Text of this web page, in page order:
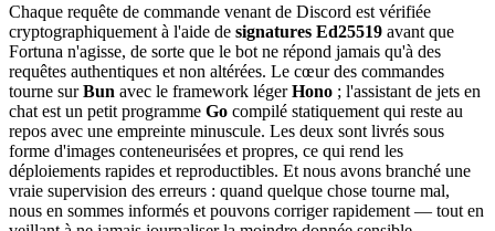
Chaque requête de commande venant de Discord est vérifiée
cryptographiquement à l'aide de signatures Ed25519 avant que
Fortuna n'agisse, de sorte que le bot ne répond jamais qu'à des
requêtes authentiques et non altérées. Le cœur des commandes
tourne surBun avec le framework légerHono ; l'assistant de jets en
chat est un petit programme Go compilé statiquement qui reste au
repos avec une empreinte minuscule. Les deux sont livrés sous
forme d'images conteneurisées et propres, ce qui rend les
déploiements rapides et reproductibles. Et nous avons branché une
vraie supervision des erreurs : quand quelque chose tourne mal,
nous en sommes informés et pouvons corriger rapidement — tout en